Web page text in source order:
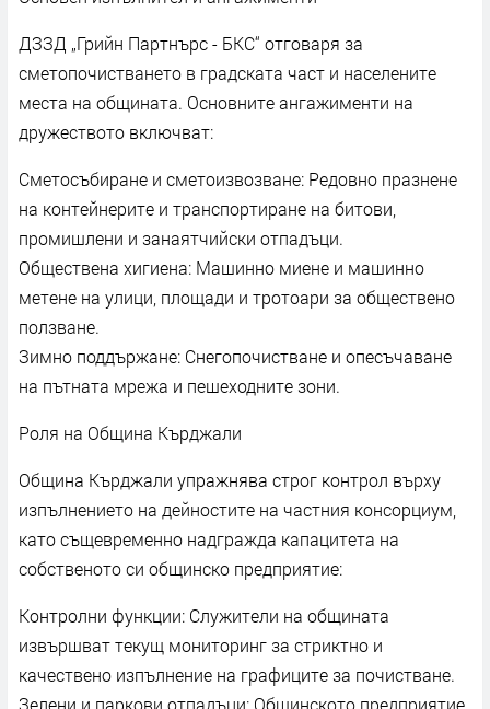
ДЗЗД „Грийн Партнърс - БКС“ отговаря за
сметопочистването в градската част и населените
места на общината. Основните ангажименти на
дружеството включват:
Сметосъбиране и сметоизвозване: Редовно празнене
на контейнерите и транспортиране на битови,
промишлени и занаятчийски отпадъци.
Обществена хигиена: Машинно миене и машинно
метене на улици, площади и тротоари за обществено
ползване.
Зимно поддържане: Снегопочистване и опесъчаване
на пътната мрежа и пешеходните зони.
Роля на Община Кърджали
Община Кърджали упражнява строг контрол върху
изпълнението на дейностите на частния консорциум,
като същевременно надгражда капацитета на
собственото си общинско предприятие:
Контролни функции: Служители на общината
извършват текущ мониторинг за стриктно и
качествено изпълнение на графиците за почистване.
Зелени и паркови отпадъци: Общинското предприятие